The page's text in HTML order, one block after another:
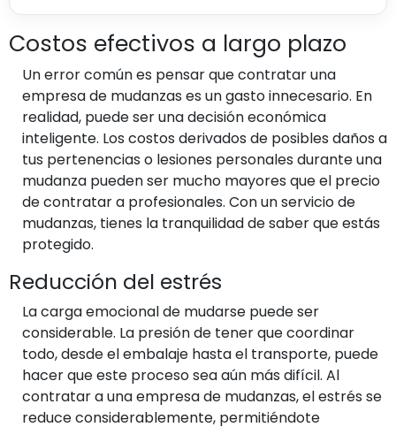
Costos efectivos a largo plazo
Un error común es pensar que contratar una
empresa de mudanzas es un gasto innecesario. En
realidad, puede ser una decisión económica
inteligente. Los costos derivados de posibles daños a
tus pertenencias o lesiones personales durante una
mudanza pueden ser mucho mayores que el precio
de contratar a profesionales. Con un servicio de
mudanzas, tienes la tranquilidad de saber que estás
protegido.
Reducción del estrés
La carga emocional de mudarse puede ser
considerable. La presión de tener que coordinar
todo, desde el embalaje hasta el transporte, puede
hacer que este proceso sea aún más difícil. Al
contratar a una empresa de mudanzas, el estrés se
reduce considerablemente, permitiéndote